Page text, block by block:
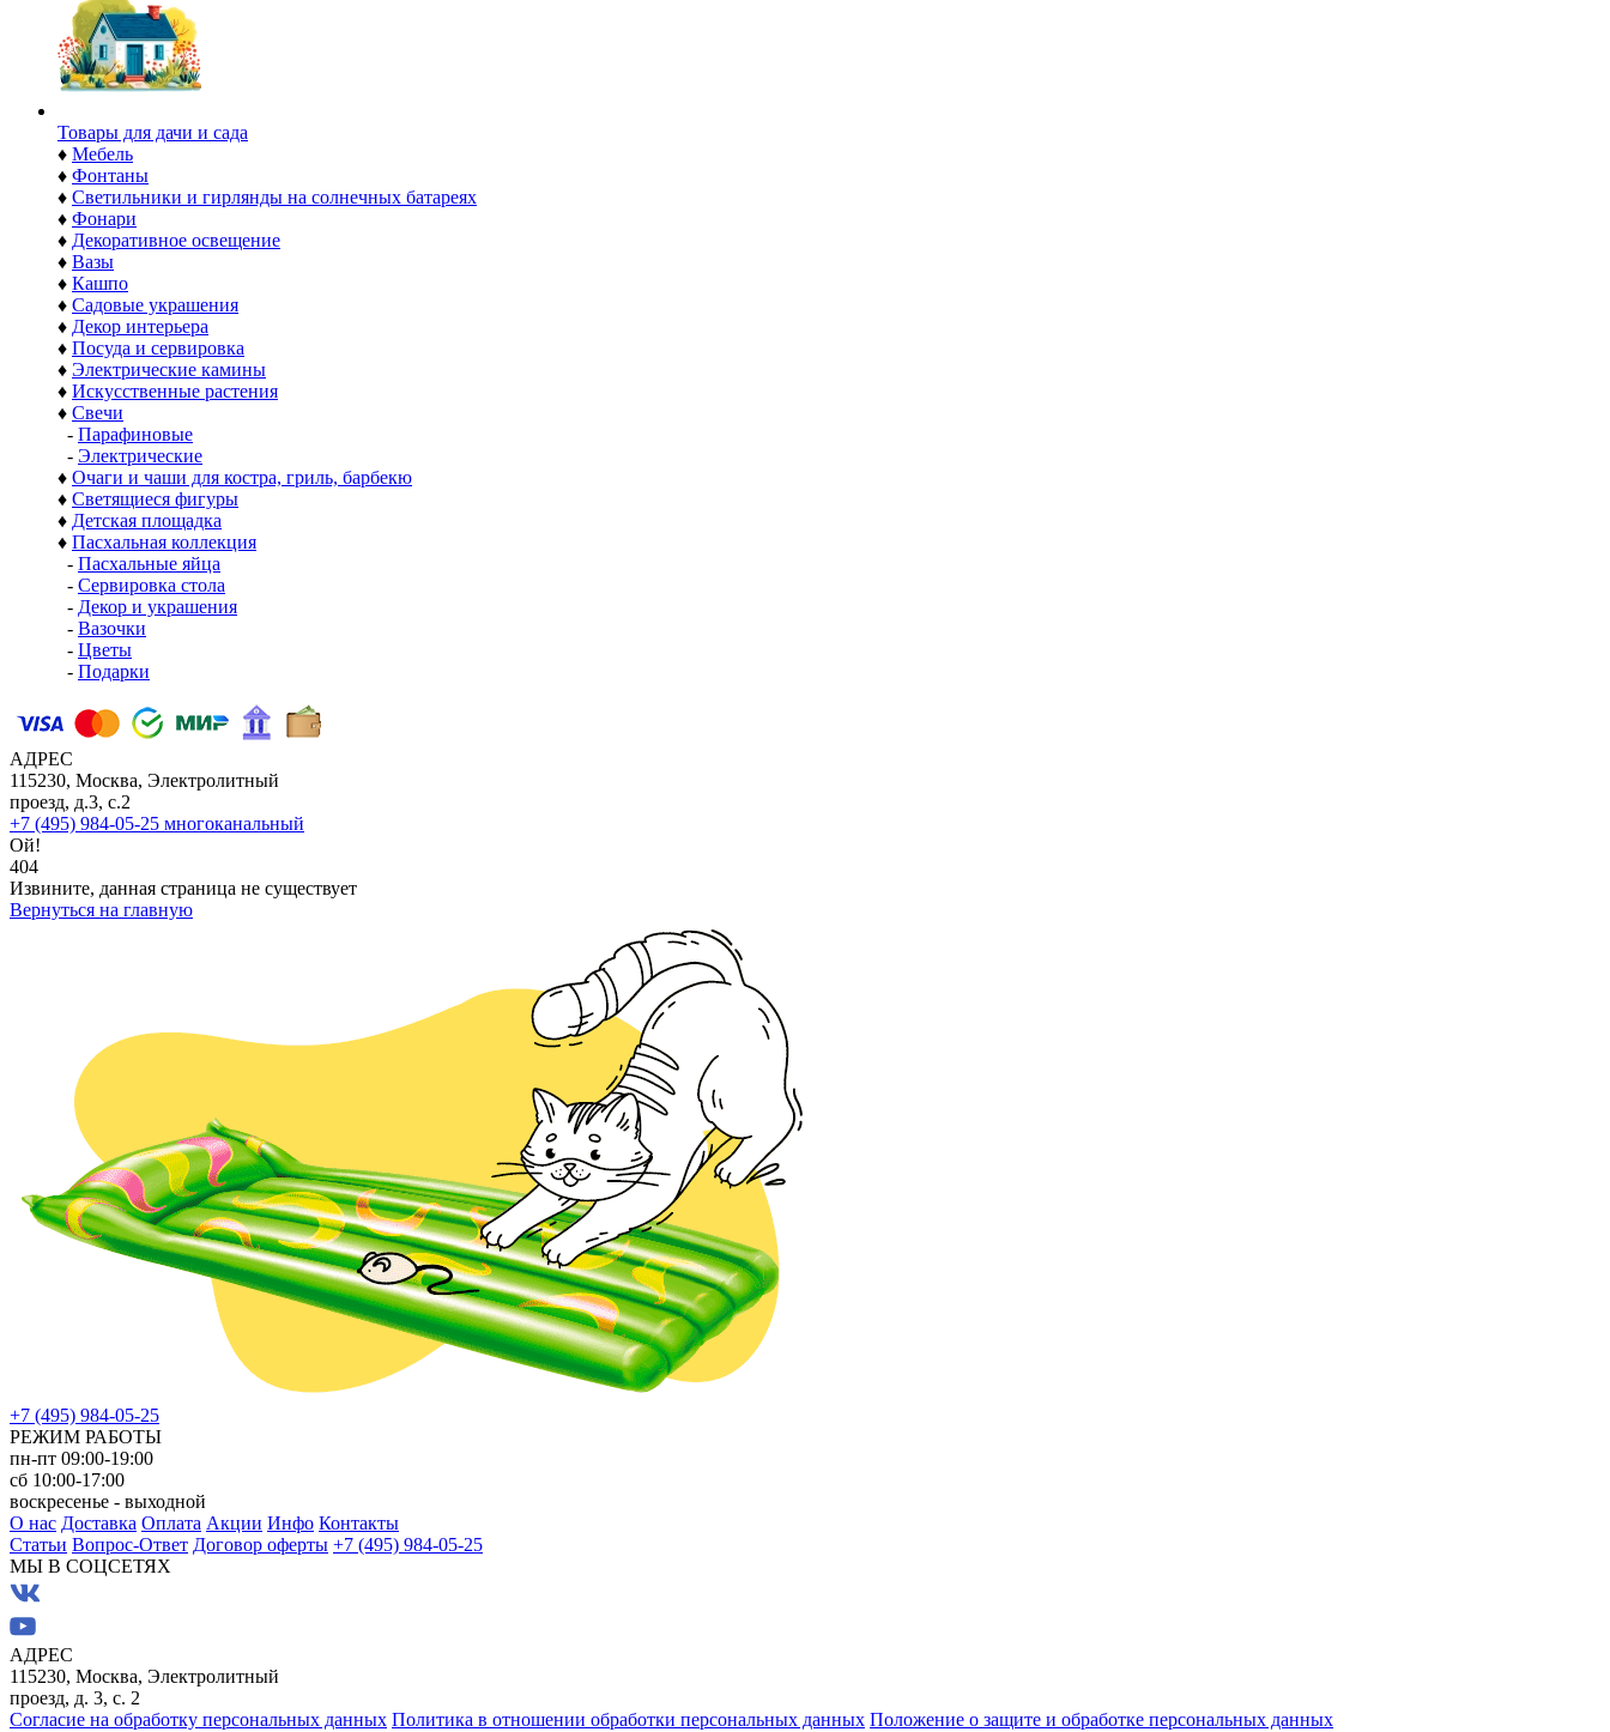
Товары для дачи и сада
♦ Мебель
♦ Фонтаны
♦ Светильники и гирлянды на солнечных батареях
♦ Фонари
♦ Декоративное освещение
♦ Вазы
♦ Кашпо
♦ Садовые украшения
♦ Декор интерьера
♦ Посуда и сервировка
♦ Электрические камины
♦ Искусственные растения
♦ Свечи
- Парафиновые
- Электрические
♦ Очаги и чаши для костра, гриль, барбекю
♦ Светящиеся фигуры
♦ Детская площадка
♦ Пасхальная коллекция
- Пасхальные яйца
- Сервировка стола
- Декор и украшения
- Вазочки
- Цветы
- Подарки
АДРЕС
115230, Москва, Электролитный
проезд, д.3, с.2
+7 (495) 984-05-25 многоканальный
Ой!
404
Извините, данная страница не существует
Вернуться на главную
+7 (495) 984-05-25
РЕЖИМ РАБОТЫ
пн-пт 09:00-19:00
сб 10:00-17:00
воскресенье - выходной
О нас Доставка Оплата Акции Инфо Контакты
Статьи Вопрос-Ответ Договор оферты +7 (495) 984-05-25
МЫ В СОЦСЕТЯХ
АДРЕС
115230, Москва, Электролитный
проезд, д. 3, с. 2
Согласие на обработку персональных данных Политика в отношении обработки персональных данных Положение о защите и обработке персональных данных